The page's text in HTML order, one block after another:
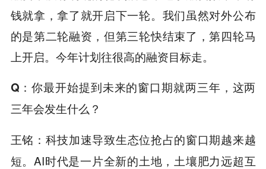
钱就拿，拿了就开启下一轮。我们虽然对外公布
的是第二轮融资，但第三轮快结束了，第四轮马
上开启。今年计划往很高的融资目标走。
Q ：你最开始提到未来的窗口期就两三年，这两
三年会发生什么？
王铭： 科技加速导致生态位抢占的窗口期越来越
短。AI时代是一片全新的土地，土壤肥力远超互